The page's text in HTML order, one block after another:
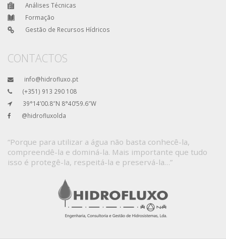
Análises Técnicas
Formação
Gestão de Recursos Hídricos
CONTACTOS
info@hidrofluxo.pt
(+351) 913 290 108
39°14’00.8″N 8°40’59.6″W
@hidrofluxolda
“Porque para utilizar a água não basta conhecê-la,
compreendê-la e dominá-la. Mais importante que tudo
isso é protegê-la, respeitá-la e preservá-la…”